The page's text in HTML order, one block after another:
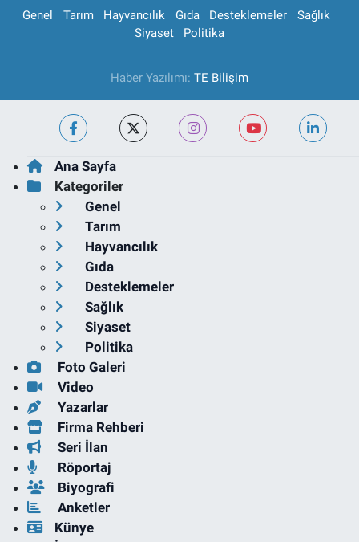
Genel Tarım Hayvancılık Gıda Desteklemeler
Sağlık
Siyaset
Politika
Haber Yazılımı: TE Bilişim
Ana Sayfa
Kategoriler
Genel
Tarım
Hayvancılık
Gıda
Desteklemeler
Sağlık
Siyaset
Politika
Foto Galeri
Video
Yazarlar
Firma Rehberi
Seri İlan
Röportaj
Biyografi
Anketler
Künye